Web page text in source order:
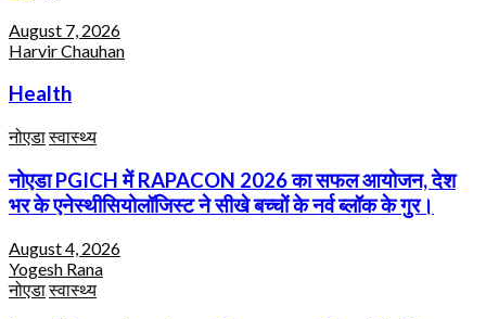
August 7, 2026
Harvir Chauhan
Health
नोएडास्वास्थ्य
नोएडा PGICH में RAPACON 2026 का सफल आयोजन, देश
भर के एनेस्थीसियोलॉजिस्ट ने सीखे बच्चों के नर्व ब्लॉक के गुर।
August 4, 2026
Yogesh Rana
नोएडास्वास्थ्य